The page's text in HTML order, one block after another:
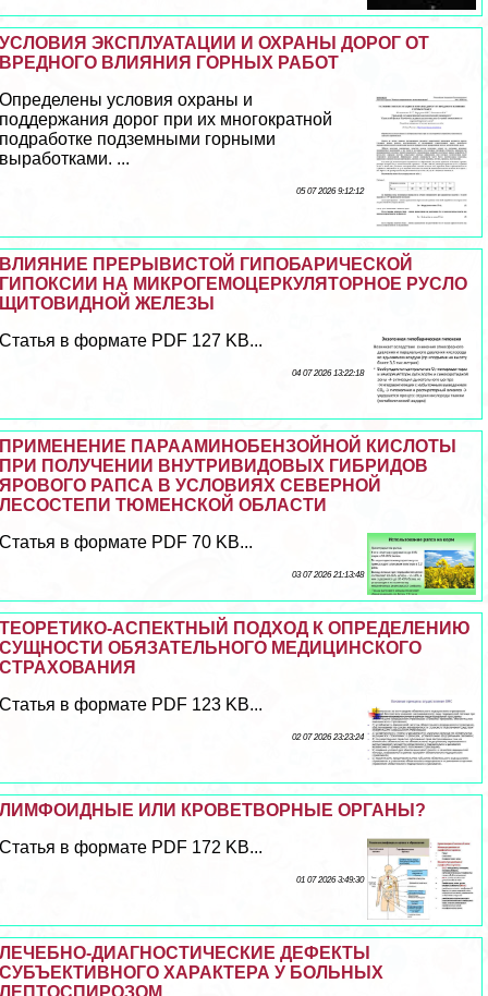
УСЛОВИЯ ЭКСПЛУАТАЦИИ И ОХРАНЫ ДОРОГ ОТ
ВРЕДНОГО ВЛИЯНИЯ ГОРНЫХ РАБОТ
Определены условия охраны и
поддержания дорог при их многократной
подработке подземными горными
выработками. ...
05 07 2026 9:12:12
ВЛИЯНИЕ ПРЕРЫВИСТОЙ ГИПОБАРИЧЕСКОЙ
ГИПОКСИИ НА МИКРОГЕМОЦЕРКУЛЯТОРНОЕ РУСЛО
ЩИТОВИДНОЙ ЖЕЛЕЗЫ
Статья в формате PDF 127 KB...
04 07 2026 13:22:18
ПРИМЕНЕНИЕ ПАРААМИНОБЕНЗОЙНОЙ КИСЛОТЫ
ПРИ ПОЛУЧЕНИИ ВНУТРИВИДОВЫХ ГИБРИДОВ
ЯРОВОГО РАПСА В УСЛОВИЯХ СЕВЕРНОЙ
ЛЕСОСТЕПИ ТЮМЕНСКОЙ ОБЛАСТИ
Статья в формате PDF 70 KB...
03 07 2026 21:13:48
ТЕОРЕТИКО-АСПЕКТНЫЙ ПОДХОД К ОПРЕДЕЛЕНИЮ
СУЩНОСТИ ОБЯЗАТЕЛЬНОГО МЕДИЦИНСКОГО
СТРАХОВАНИЯ
Статья в формате PDF 123 KB...
02 07 2026 23:23:24
ЛИМФОИДНЫЕ ИЛИ КРОВЕТВОРНЫЕ ОРГАНЫ?
Статья в формате PDF 172 KB...
01 07 2026 3:49:30
ЛЕЧЕБНО-ДИАГНОСТИЧЕСКИЕ ДЕФЕКТЫ
СУБЪЕКТИВНОГО ХАРАКТЕРА У БОЛЬНЫХ
ЛЕПТОСПИРОЗОМ